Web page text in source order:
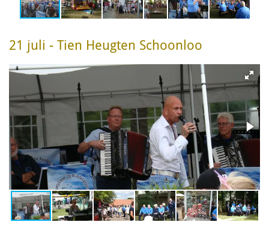
21 juli - Tien Heugten Schoonloo